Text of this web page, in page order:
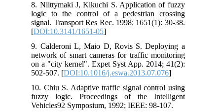
8. Niittymaki J, Kikuchi S. Application of fuzzy
logic to the control of a pedestrian crossing
signal. Transport Res Rec. 1998; 1651(1): 30-38.
[DOI:10.3141/1651-05
9. Calderoni L, Maio D, Rovis S. Deploying a
network of smart cameras for traffic monitoring
on a "city kernel". Expet Syst App. 2014; 41(2):
502-507. [DOI:10.1016/j.eswa.2013.07.076
10. Chiu S. Adaptive traffic signal control using
fuzzy logic. Proceedings of the Intelligent
Vehicles92 Symposium, 1992; IEEE: 98-107.